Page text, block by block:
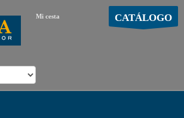
Mi cesta CATÁLOGO